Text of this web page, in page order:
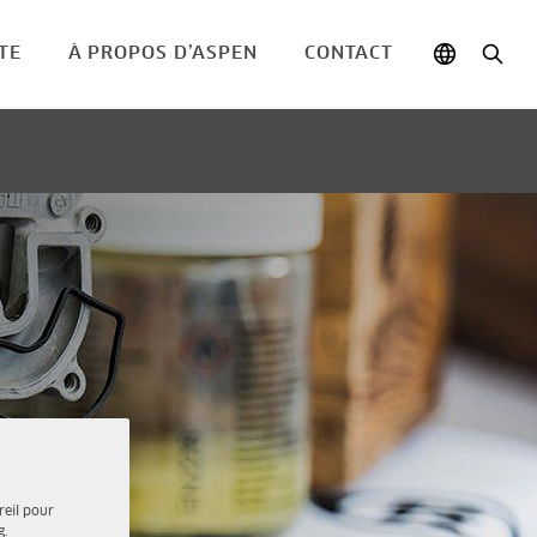
À PROPOS D’ASPEN CONTACT
pour